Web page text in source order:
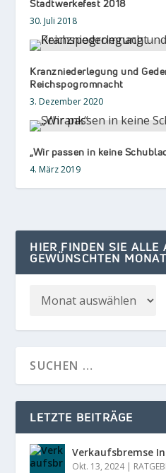
Stadtwerkefest 2018
30. Juli 2018
Kranzniederlegung und
Reichspogromnacht
3. Dezember 2020
„Wir passen in keine
4. März 2019
HIER FINDEN SIE ALLE
GEWÜNSCHTEN
LETZTE BEITRÄGE
Verkaufsbremse
Okt. 13, 2024|